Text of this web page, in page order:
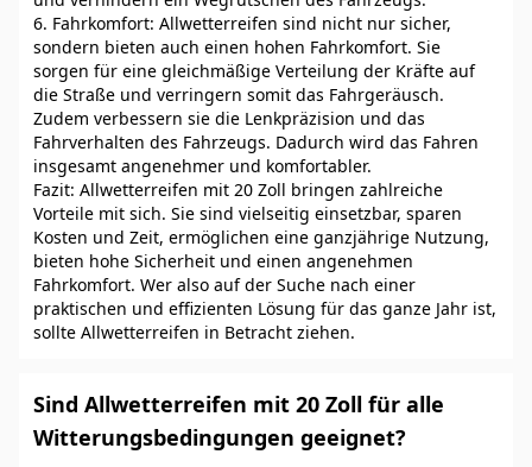
6. Fahrkomfort: Allwetterreifen sind nicht nur sicher,
sondern bieten auch einen hohen Fahrkomfort. Sie
sorgen für eine gleichmäßige Verteilung der Kräfte auf
die Straße und verringern somit das Fahrgeräusch.
Zudem verbessern sie die Lenkpräzision und das
Fahrverhalten des Fahrzeugs. Dadurch wird das Fahren
insgesamt angenehmer und komfortabler.
Fazit: Allwetterreifen mit 20 Zoll bringen zahlreiche
Vorteile mit sich. Sie sind vielseitig einsetzbar, sparen
Kosten und Zeit, ermöglichen eine ganzjährige Nutzung,
bieten hohe Sicherheit und einen angenehmen
Fahrkomfort. Wer also auf der Suche nach einer
praktischen und effizienten Lösung für das ganze Jahr ist,
sollte Allwetterreifen in Betracht ziehen.
Sind Allwetterreifen mit 20 Zoll für alle
Witterungsbedingungen geeignet?